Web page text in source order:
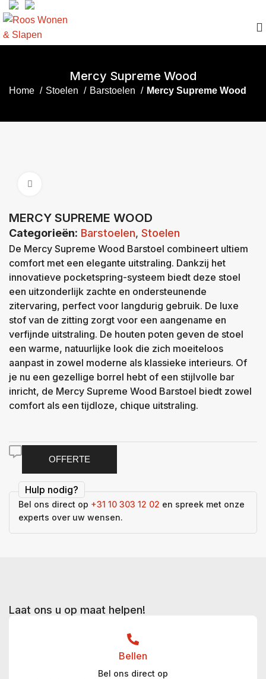
Mercy Supreme Wood
Home Stoelen Barstoelen Mercy Supreme Wood
MERCY SUPREME WOOD
Categorieën: Barstoelen,Stoelen
De Mercy Supreme Wood Barstoel combineert ultiem
comfort met een elegante uitstraling. Dankzij het
innovatieve pocketspring-systeem biedt deze stoel
een uitzonderlijk zachte en ondersteunende
zitervaring, perfect voor langdurig gebruik. De luxe
stof van de zitting zorgt voor een aangename en
verfijnde uitstraling. De houten poten geven de stoel
een warme, natuurlijke look die zich moeiteloos
aanpast in zowel moderne als klassieke interieurs. Of
je nu een gezellige borrel hebt of een stijlvolle bar
inricht, de Mercy Supreme Wood Barstoel biedt zowel
comfort als een tijdloze, chique uitstraling.
OFFERTE
Hulp nodig?
Bel ons direct op +31 10 303 12 02 en spreek met onze
experts over uw wensen.
Laat ons u op maat helpen!
Bellen
Bel ons direct op